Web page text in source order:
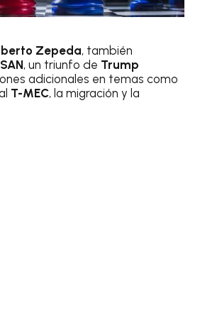
Zepeda, también
, un triunfo de Trump
adicionales en temas como
T-MEC, la migración y la